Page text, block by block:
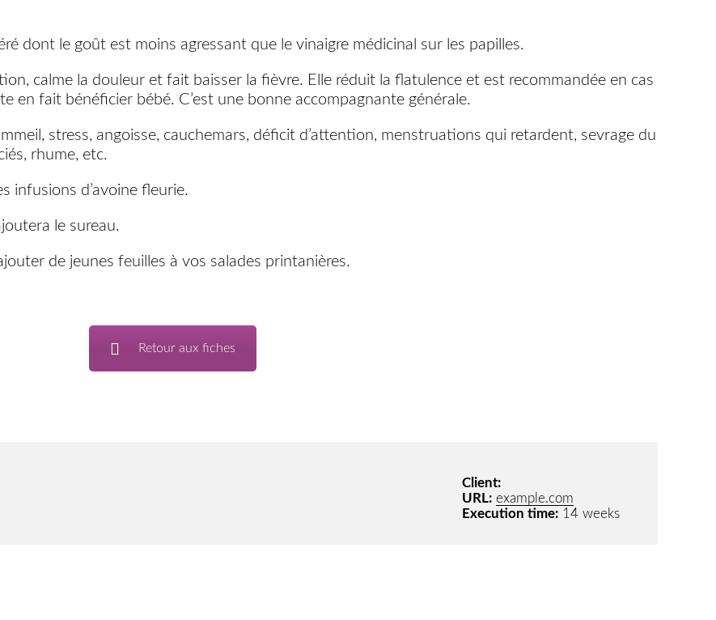
ré dont le goût est moins agressant que le vinaigre médicinal sur les papilles.
calme la douleur et fait baisser la fièvre. Elle réduit la flatulence et est recommandée en cas
en fait bénéficier bébé. C’est une bonne accompagnante générale.
stress, angoisse, cauchemars, déficit d’attention, menstruations qui retardent, sevrage du
rhume, etc.
infusions d’avoine fleurie.
le sureau.
de jeunes feuilles à vos salades printanières.
Retour aux fiches
Client:
URL: example.com
Execution time: 14 weeks